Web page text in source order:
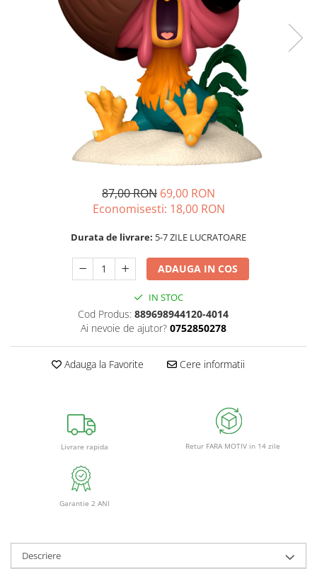
87,00 RON 69,00 RON
Economisesti: 18,00 RON
Durata de livrare: 5-7 ZILE LUCRATOARE
ADAUGA IN COS
IN STOC
Cod Produs: 889698944120-4014
Ai nevoie de ajutor? 0752850278
Adauga la Favorite Cere informatii
Livrare rapida Retur FARA MOTIV in 14 zile
Garantie 2 ANI
Descriere